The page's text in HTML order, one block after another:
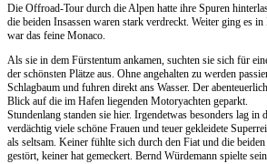
Die Offroad-Tour durch die Alpen hatte ihre Spuren
die beiden Insassen waren stark verdreckt. Weiter ging es
war das feine Monaco.
Als sie in dem Fürstentum ankamen, suchten sie sich für
der schönsten Plätze aus. Ohne angehalten zu werden
Schlagbaum und fuhren direkt ans Wasser. Der
Blick auf die im Hafen liegenden Motoryachten geparkt.
Stundenlang standen sie hier. Irgendetwas besonders lag in
verdächtig viele schöne Frauen und teuer gekleidete
als seltsam. Keiner fühlte sich durch den Fiat und die
gestört, keiner hat gemeckert. Bernd Würdemann spielte